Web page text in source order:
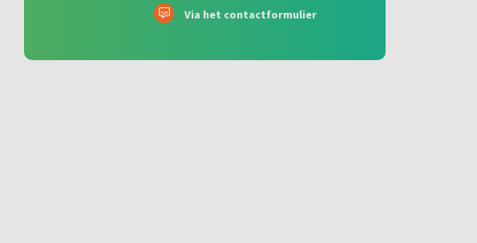
Via het contactformulier